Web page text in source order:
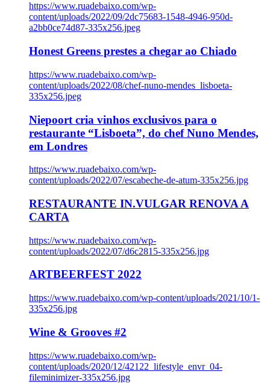
https://www.ruadebaixo.com/wp-
content/uploads/2022/09/2dc75683-1548-4946-950d-
a2bb0ce74d87-335x256.jpeg
Honest Greens prestes a chegar ao Chiado
https://www.ruadebaixo.com/wp-
content/uploads/2022/08/chef-nuno-mendes_lisboeta-
335x256.jpeg
Niepoort cria vinhos exclusivos para o
restaurante “Lisboeta”, do chef Nuno Mendes,
em Londres
https://www.ruadebaixo.com/wp-
content/uploads/2022/07/escabeche-de-atum-335x256.jpg
RESTAURANTE IN.VULGAR RENOVA A
CARTA
https://www.ruadebaixo.com/wp-
content/uploads/2022/07/d6c2815-335x256.jpg
ARTBEERFEST 2022
https://www.ruadebaixo.com/wp-content/uploads/2021/10/1-
335x256.jpg
Wine & Grooves #2
https://www.ruadebaixo.com/wp-
content/uploads/2020/12/42122_lifestyle_envr_04-
fileminimizer-335x256.jpg